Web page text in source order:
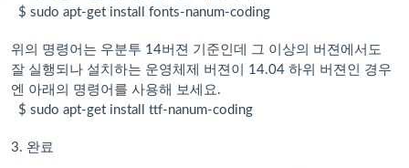
$ sudo apt-get install fonts-nanum-coding
위의 명령어는 우분투 14버젼 기준인데 그 이상의 버젼에서도
잘 실행되나 설치하는 운영체제 버젼이 14.04 하위 버젼인 경우
엔 아래의 명령어를 사용해 보세요.
$ sudo apt-get install ttf-nanum-coding
3. 완료